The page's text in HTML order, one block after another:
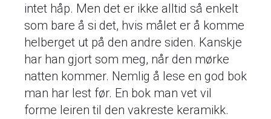
intet håp. Men det er ikke alltid så enkelt
som bare å si det, hvis målet er å komme
helberget ut på den andre siden. Kanskje
har han gjort som meg, når den mørke
natten kommer. Nemlig å lese en god bok
man har lest før. En bok man vet vil
forme leiren til den vakreste keramikk.